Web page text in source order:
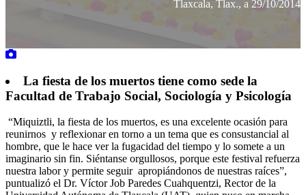
Tlaxcala, Tlax., a 29/10/2014
La fiesta de los muertos tiene como sede la
Facultad de Trabajo Social, Sociología y Psicología
“Miquiztli, la fiesta de los muertos, es una excelente ocasión para
reunirnos y reflexionar en torno a un tema que es consustancial al
hombre, que le hace ver la fugacidad del tiempo y lo somete a un
imaginario sin fin. Siéntanse orgullosos, porque este festival refuerza
nuestra labor y permite seguir apropiándonos de nuestras raíces”,
puntualizó el Dr. Víctor Job Paredes Cuahquentzi, Rector de la